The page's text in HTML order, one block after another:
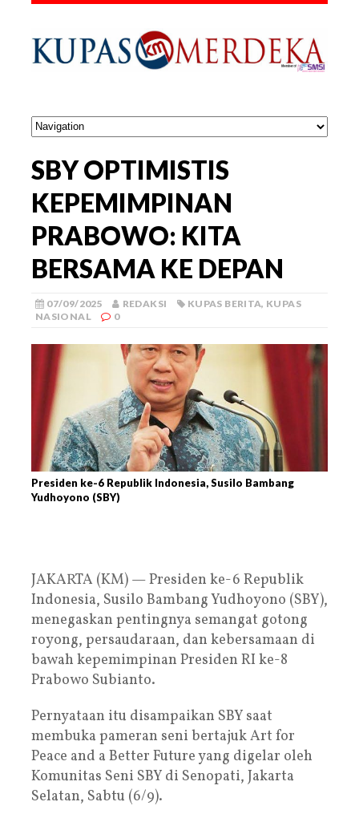
SBY OPTIMISTIS
KEPEMIMPINAN
PRABOWO: KITA
BERSAMA KE DEPAN
07/09/2025 REDAKSI KUPAS BERITA, KUPAS
NASIONAL
0
Presiden ke-6 Republik Indonesia, Susilo Bambang
Yudhoyono (SBY)
JAKARTA (KM) — Presiden ke-6 Republik
Indonesia, Susilo Bambang Yudhoyono (SBY),
menegaskan pentingnya semangat gotong
royong, persaudaraan, dan kebersamaan di
bawah kepemimpinan Presiden RI ke-8
Prabowo Subianto.
Pernyataan itu disampaikan SBY saat
membuka pameran seni bertajuk Art for
Peace and a Better Future yang digelar oleh
Komunitas Seni SBY di Senopati, Jakarta
Selatan, Sabtu (6/9).